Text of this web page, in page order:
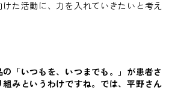
た活動に、力を入れていきたいと考え
「いつもを、いつまでも。」が患者さ
組みというわけですね。では、平野さん